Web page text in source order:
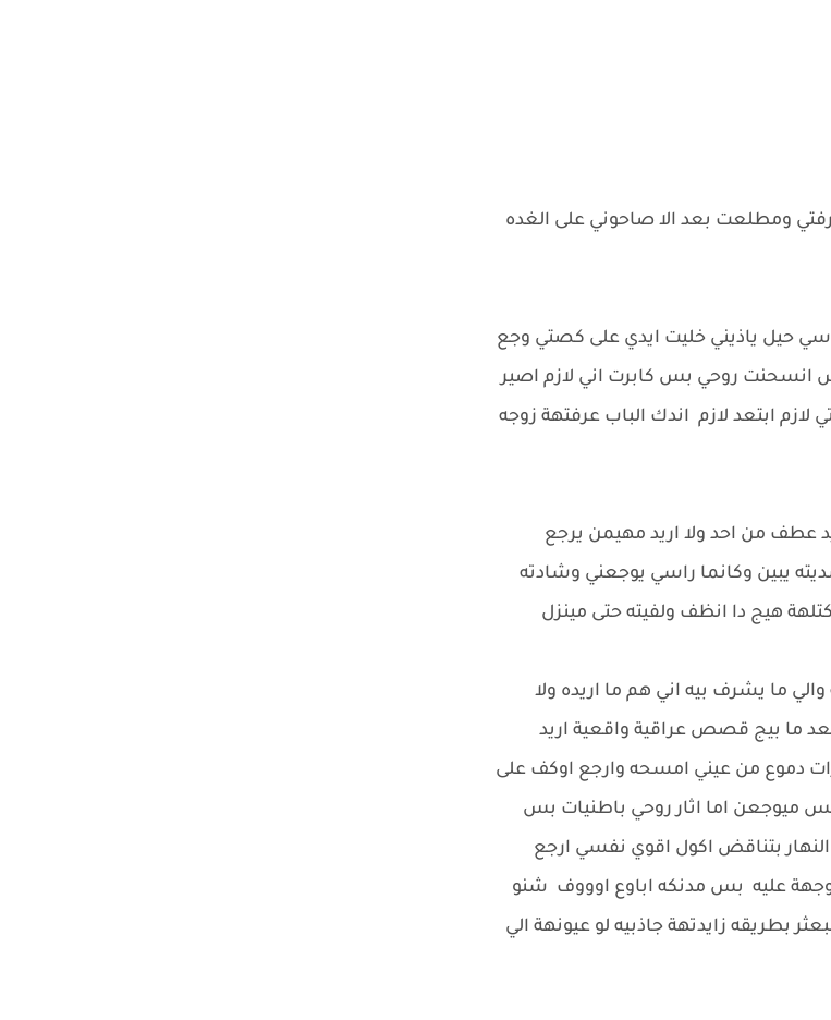
ومطلعت بعد الا صاحوني على الغده
حيل ياذيني خليت ايدي على كصتي وجع
روحي بس كابرت اني لازم اصير
ابتعد لازم اندك الباب عرفتهة زوجه
عطف من احد ولا اريد مهيمن يرجع
يبين وكانما راسي يوجعني وشادته
هيج دا انظف ولفيته حتى مينزل
ما يشرف بيه اني هم ما اريده ولا
ما بيج قصص عراقية واقعية اريد
دموع من عيني امسحه وارجع اوكف على
اما اثار روحي باطنيات بس
بتناقض اكول اقوي نفسي ارجع
عليه بس مدنكه اباوع اوووف شنو
بطريقه زايدتهة جاذبيه لو عيونهة الي